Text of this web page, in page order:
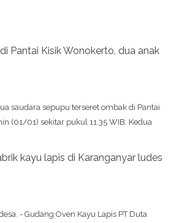
Pantai Kisik Wonokerto, dua anak
saudara sepupu terseret ombak di Pantai
(01/01) sekitar pukul 11.35 WIB. Kedua
kayu lapis di Karanganyar ludes
- Gudang Oven Kayu Lapis PT Duta